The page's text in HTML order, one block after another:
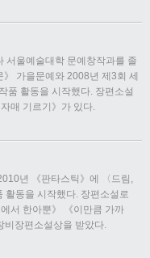
서울예술대학 문예창작과를 졸
가을문예와 2008년 제3회 세
품 활동을 시작했다. 장편소설
매 기르기》가 있다.
년 《판타스틱》에 〈드림,
활동을 시작했다. 장편소설로
서 한아뿐》 《이만큼 가까
비장편소설상을 받았다.